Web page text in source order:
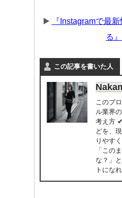
▶️
『Instagramで最
る』
この記事を書いた人
このブ
ル業界
考え方
どを、
りやす
「この
な？」
トにな